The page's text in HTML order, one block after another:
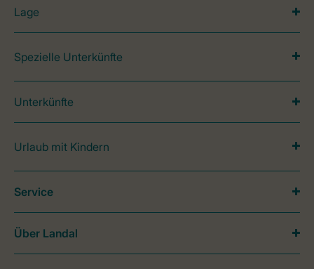
Lage
Spezielle Unterkünfte
Unterkünfte
Urlaub mit Kindern
Service
Über Landal